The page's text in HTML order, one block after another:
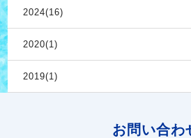
2024(16)
2020(1)
2019(1)
お問い合わ